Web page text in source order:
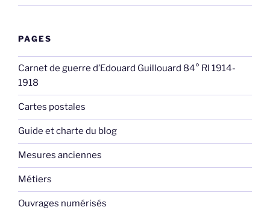
PAGES
Carnet de guerre d’Edouard Guillouard 84° RI 1914-
1918
Cartes postales
Guide et charte du blog
Mesures anciennes
Métiers
Ouvrages numérisés